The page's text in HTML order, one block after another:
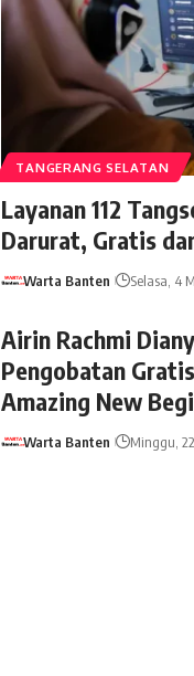
TANGERANG SELATAN
Layanan 112
Darurat, Gratis
Warta Banten Selasa, 4
Airin Rachmi
Pengobatan
Amazing New
Warta Banten Minggu,